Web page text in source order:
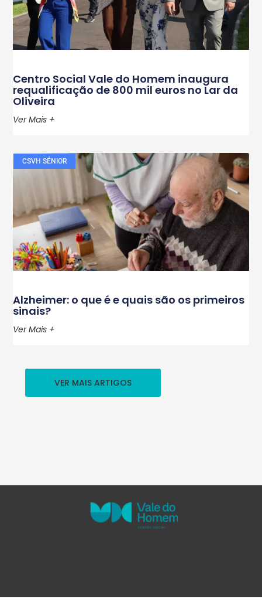
Centro Social Vale do Homem inaugura
requalificação de 800 mil euros no Lar da
Oliveira
Ver Mais +
CSVH SÉNIOR
Alzheimer: o que é e quais são os primeiros
sinais?
Ver Mais +
VER MAIS ARTIGOS